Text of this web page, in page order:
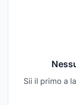
Sii il primo a